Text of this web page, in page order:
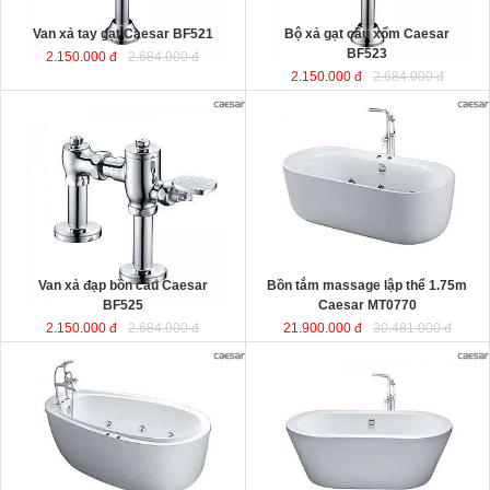
Van xả tay gạt Caesar BF521
2.150.000 đ
2.684.000 đ
Bộ xả gạt cầu xổm Caesar
BF523
2.150.000 đ
2.684.000 đ
Van xả đạp bồn cầu Caesar
BF525
2.150.000 đ
2.684.000 đ
Bồn tắm massage lập thể 1.75m
được sản xuất từ
sợi nhựa tổng hợp Acrylic có độ bền
cao, không bị ngả màu, chịu được
mọi nguồn nước, khó bể vỡ. Bề mặt
láng mịn dễ dàng vệ sinh.
Kích thước: 175x80x60 cm.
Bồn tắm massage lập thể 1.75m
Caesar MT0770
21.900.000 đ
30.481.000 đ
Bồn tắm nằm massage 1.8m kèm
vòi sen Caesar MT6480
xuất từ sợi nhựa tổng hợp Acrylic
có độ bền cao, không bị ngả màu,
chịu được mọi nguồn nước, khó bể
vỡ. Bề mặt b
láng mịn dễ dàng vệ
Bồn tắm nằm lập thể đặt sàn 1.7m
được sản xuất từ
sợi nhựa tổng hợp Acrylic có độ bền
cao, không bị ngả màu, chịu được
mọi nguồn nước, khó bể vỡ. Bề mặt
láng mịn dễ dàng vệ sinh.
Kích thước : 170x87x60 cm